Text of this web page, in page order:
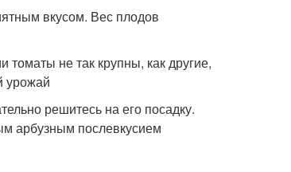
вкусом. Вес плодов
не так крупны, как другие,
урожай
решитесь на его посадку.
арбузным послевкусием